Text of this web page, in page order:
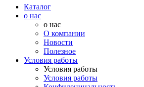
Каталог
о нас
о нас
О компании
Новости
Полезное
Условия работы
Условия работы
Условия работы